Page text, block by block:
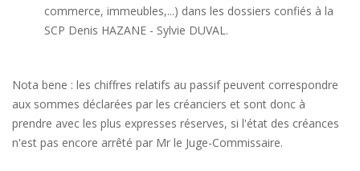
commerce, immeubles,...) dans les dossiers confiés à la
SCP Denis HAZANE - Sylvie DUVAL.
Nota bene : les chiffres relatifs au passif peuvent correspondre
aux sommes déclarées par les créanciers et sont donc à
prendre avec les plus expresses réserves, si l'état des créances
n'est pas encore arrêté par Mr le Juge-Commissaire.